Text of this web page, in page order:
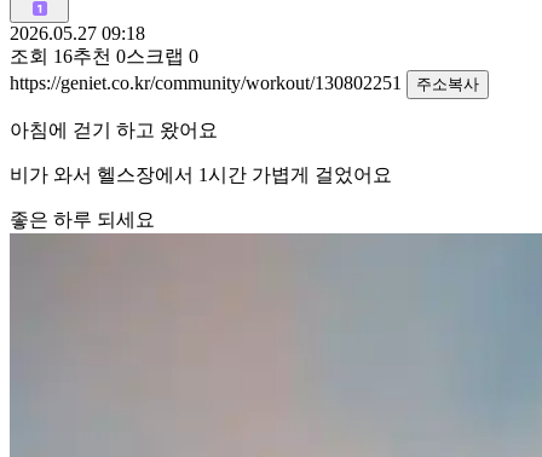
2026.05.27 09:18
조회 16추천 0스크랩 0
https://geniet.co.kr/community/workout/130802251
주소복사
아침에 걷기 하고 왔어요
비가 와서 헬스장에서 1시간 가볍게 걸었어요
좋은 하루 되세요